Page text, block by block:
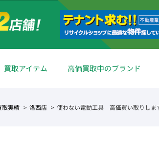
買取アイテム 高価買取中のブランド
取実績 洛西店 使わない電動工具 高価買い取りし